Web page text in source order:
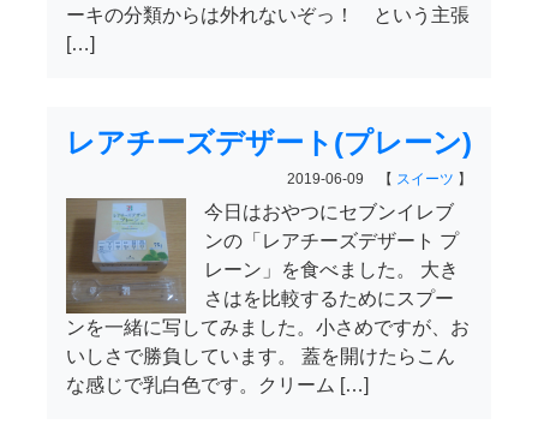
ーキの分類からは外れないぞっ！ という主張
[…]
レアチーズデザート(プレーン)
2019-06-09 【 スイーツ 】
今日はおやつにセブンイレブ
ンの「レアチーズデザート プ
レーン」を食べました。 大き
さはを比較するためにスプー
ンを一緒に写してみました。小さめですが、お
いしさで勝負しています。 蓋を開けたらこん
な感じで乳白色です。クリーム […]